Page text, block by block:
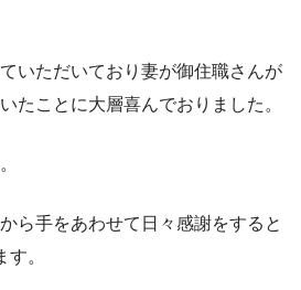
いただいており妻が御住職さんが
たことに大層喜んでおりました。
ら手をあわせて日々感謝をすると
。